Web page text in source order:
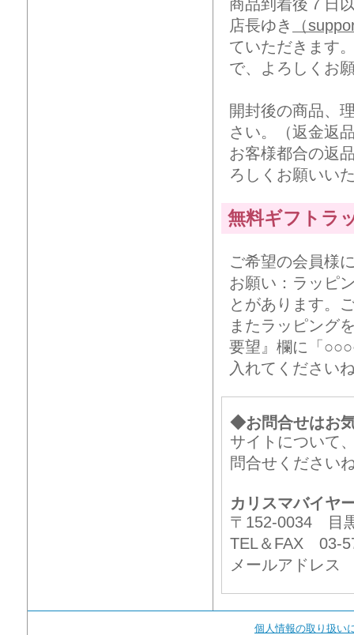
商品到着後７日
店長ゆき
（
ていただきます
で、よろしくお
開封後の商品、
さい。（返金返
お客様都合の返
ろしくお願いい
無料ギフトラ
ご希望の会員様
お願い：ラッピ
とがあります。
またラッピング
要望』欄に「
入れてください
◆お問合せはお
サイトについて
問合せください
カリスマバイヤ
〒152-0034 目
TEL＆FAX 03-
メールアドレ
個人情報の取り扱い